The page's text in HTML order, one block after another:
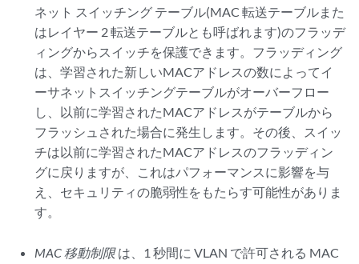
ネット スイッチング テーブル(MAC 転送テーブルまた
はレイヤー 2 転送テーブルとも呼ばれます)のフラッデ
ィングからスイッチを保護できます。フラッディング
は、学習された新しいMACアドレスの数によってイ
ーサネットスイッチングテーブルがオーバーフロー
し、以前に学習されたMACアドレスがテーブルから
フラッシュされた場合に発生します。その後、スイッ
チは以前に学習されたMACアドレスのフラッディン
グに戻りますが、これはパフォーマンスに影響を与
え、セキュリティの脆弱性をもたらす可能性がありま
す。
MAC 移動制限は、1 秒間に VLAN で許可される MAC